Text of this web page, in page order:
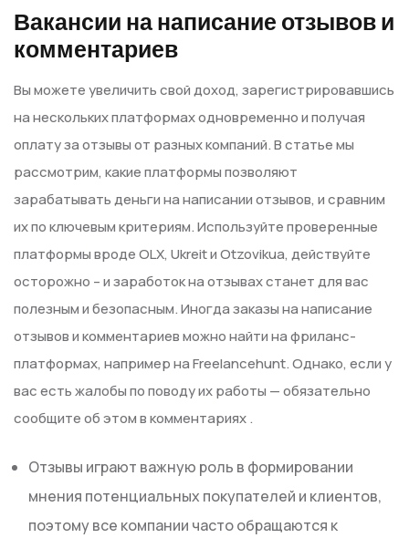
Вакансии на написание отзывов и
комментариев
Вы можете увеличить свой доход, зарегистрировавшись
на нескольких платформах одновременно и получая
оплату за отзывы от разных компаний. В статье мы
рассмотрим, какие платформы позволяют
зарабатывать деньги на написании отзывов, и сравним
их по ключевым критериям. Используйте проверенные
платформы вроде OLX, Ukreit и Otzovikua, действуйте
осторожно – и заработок на отзывах станет для вас
полезным и безопасным. Иногда заказы на написание
отзывов и комментариев можно найти на фриланс-
платформах, например на Freelancehunt. Однако, если у
вас есть жалобы по поводу их работы — обязательно
сообщите об этом в комментариях .
Отзывы играют важную роль в формировании
мнения потенциальных покупателей и клиентов,
поэтому все компании часто обращаются к